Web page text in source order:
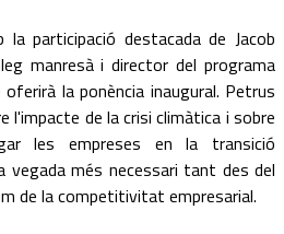
participació destacada de Jacob
manresà i director del programa
la ponència inaugural. Petrus
l'impacte de la crisi climàtica i sobre
les empreses en la transició
vegada més necessari tant des del
de la competitivitat empresarial.